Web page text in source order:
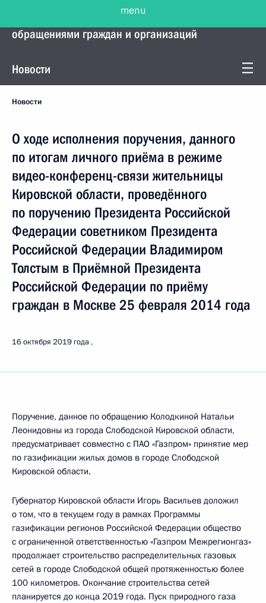
Управление Президента по работе с
обращениями граждан и организаций
Новости
Новости
О ходе исполнения поручения, данного
по итогам личного приёма в режиме
видео-конференц-связи жительницы
Кировской области, проведённого
по поручению Президента Российской
Федерации советником Президента
Российской Федерации Владимиром
Толстым в Приёмной Президента
Российской Федерации по приёму
граждан в Москве 25 февраля 2014 года
16 октября 2019 года
Поручение, данное по обращению Колодкиной Натальи
Леонидовны из города Слободской Кировской области,
предусматривает совместно с ПАО «Газпром» принятие мер
по газификации жилых домов в городе Слободской
Кировской области.
Губернатор Кировской области Игорь Васильев доложил
о том, что в текущем году в рамках Программы
газификации регионов Российской Федерации общество
с ограниченной ответственностью «Газпром Межрегионгаз»
продолжает строительство распределительных газовых
сетей в городе Слободской общей протяженностью более
100 километров. Окончание строительства сетей
планируется до конца 2019 года. Пуск природного газа